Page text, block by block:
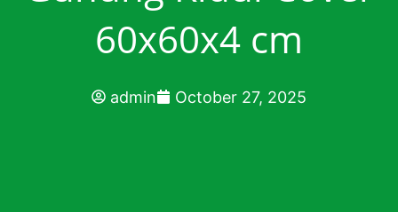
60x60x4 cm
admin October 27, 2025